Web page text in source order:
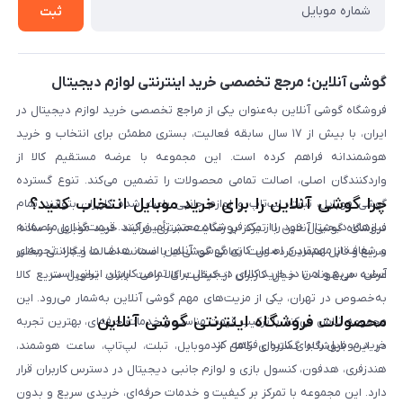
بلاگ
روش بازگردانی کالا
ثبت
گوشی آنلاین؛ مرجع تخصصی خرید اینترنتی لوازم دیجیتال
فروشگاه گوشی آنلاین به‌عنوان یکی از مراجع تخصصی خرید لوازم دیجیتال در
ایران، با بیش از ۱۷ سال سابقه فعالیت، بستری مطمئن برای انتخاب و خرید
هوشمندانه فراهم کرده است. این مجموعه با عرضه مستقیم کالا از
واردکنندگان اصلی، اصالت تمامی محصولات را تضمین می‌کند. تنوع گسترده
گوشی موبایل، تبلت، لپ‌تاپ و لوازم جانبی باعث شده کاربران بتوانند تمام
نیازهای دیجیتال خود را از یک فروشگاه معتبر تأمین کنند. قیمت‌گذاری منصفانه
و شفاف از مهم‌ترین اصول کاری گوشی آنلاین است. هدف ما ایجاد تجربه‌ای
آسان، سریع و امن در خرید کالای دیجیتال برای تمامی کاربران ایرانی است.
چرا گوشی آنلاین را برای خرید موبایل انتخاب کنید؟
فروشگاه گوشی آنلاین با تمرکز بر رضایت مشتری، فرآیند خرید موبایل را ساده،
سریع و قابل اعتماد کرده است. تمامی گوشی‌ها با ضمانت اصالت و گارانتی معتبر
عرضه می‌شوند تا خیال کاربران از کیفیت کالا راحت باشد. تحویل سریع کالا
به‌خصوص در تهران، یکی از مزیت‌های مهم گوشی آنلاین به‌شمار می‌رود. این
مجموعه تلاش می‌کند با ترکیب قیمت مناسب و خدمات حرفه‌ای، بهترین تجربه
خرید موبایل را برای کاربران فراهم کند.
محصولات فروشگاه اینترنتی گوشی آنلاین
در این فروشگاه گستره‌ای کامل از موبایل، تبلت، لپ‌تاپ، ساعت هوشمند،
هندزفری، هدفون، کنسول بازی و لوازم جانبی دیجیتال در دسترس کاربران قرار
دارد. این مجموعه با تمرکز بر کیفیت و خدمات حرفه‌ای، خریدی سریع و بدون